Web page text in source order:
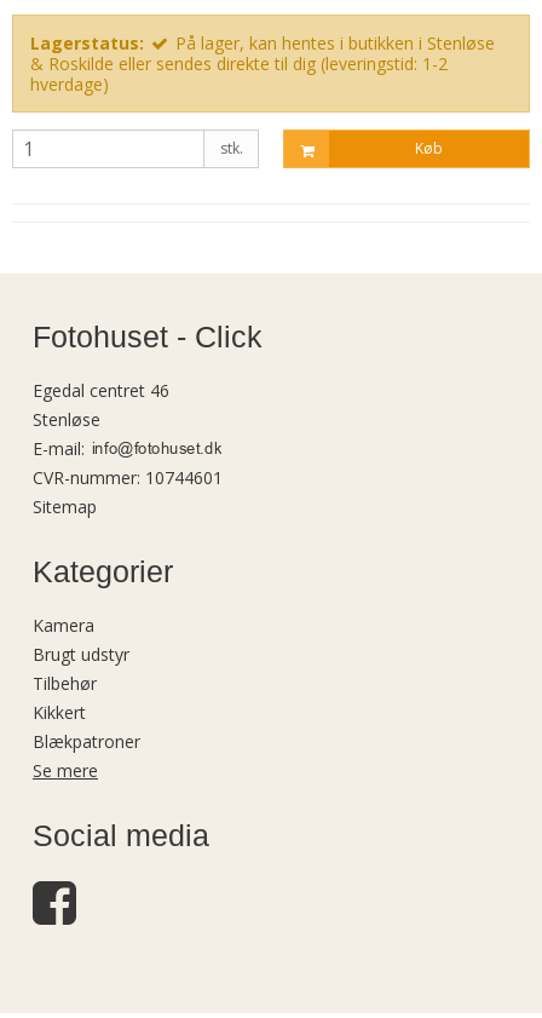
Lagerstatus:
På lager, kan hentes i butikken i Stenløse
& Roskilde eller sendes direkte til dig (leveringstid: 1-2
hverdage)
stk. Køb
Fotohuset - Click
Egedal centret 46
Stenløse
E-mail:
CVR-nummer: 10744601
Sitemap
Kategorier
Kamera
Brugt udstyr
Tilbehør
Kikkert
Blækpatroner
Se mere
Social media